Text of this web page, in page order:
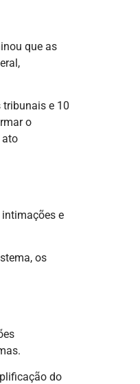
que as
e 10
o
ato
e
os
do